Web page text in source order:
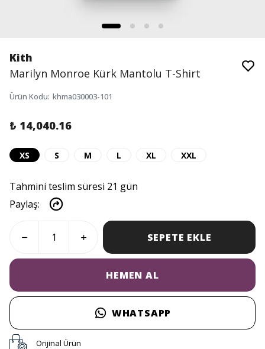
Kith
Marilyn Monroe Kürk Mantolu T-Shirt
Ürün Kodu: khma030003-101
₺ 14,040.16
XS S M L XL XXL
Tahmini teslim süresi 21 gün
Paylaş:
SEPETE EKLE
HEMEN AL
WHATSAPP
Orijinal Ürün